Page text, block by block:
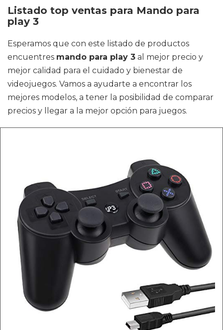
Listado top ventas para Mando para
play 3
Esperamos que con este listado de productos
encuentres mando para play 3 al mejor precio y
mejor calidad para el cuidado y bienestar de
videojuegos. Vamos a ayudarte a encontrar los
mejores modelos, a tener la posibilidad de comparar
precios y llegar a la mejor opción para juegos.